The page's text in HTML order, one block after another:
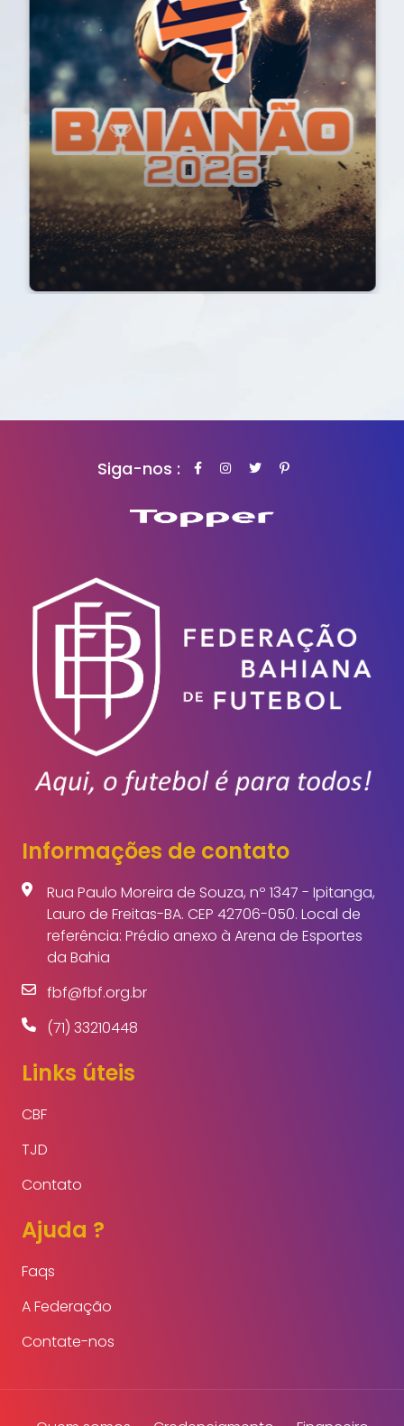
Siga-nos :
Informações de contato
Rua Paulo Moreira de Souza, nº 1347 - Ipitanga,
Lauro de Freitas-BA. CEP 42706-050. Local de
referência: Prédio anexo à Arena de Esportes
da Bahia
fbf@fbf.org.br
(71) 33210448
Links úteis
CBF
TJD
Contato
Ajuda ?
Faqs
A Federação
Contate-nos